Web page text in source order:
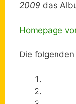
2009 das
Homepage
Die